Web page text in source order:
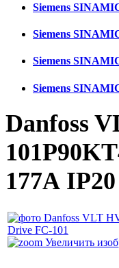
Siemens
Siemens
Siemens
Siemens
Danfoss
177А IP20
Увеличить